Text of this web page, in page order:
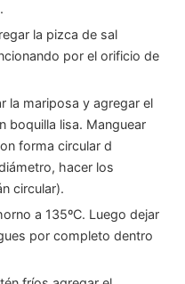
la pizca de sal
por el orificio de
la mariposa y agregar el
boquilla lisa. Manguear
forma circular d
hacer los
circular).
a 135ºC. Luego dejar
por completo dentro